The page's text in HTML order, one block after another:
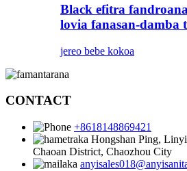
Black efitra
lovia fanasan-damba
jereo bebe kokoa
CONTACT
+8618148869421
Hongshan Ping,
Chaoan District, Chaozhou City